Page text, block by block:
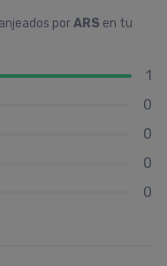
porARS en tu
1
0
0
0
0